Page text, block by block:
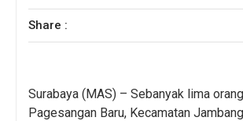
Share :
Surabaya (MAS) – Sebanyak lima
Pagesangan Baru, Kecamatan